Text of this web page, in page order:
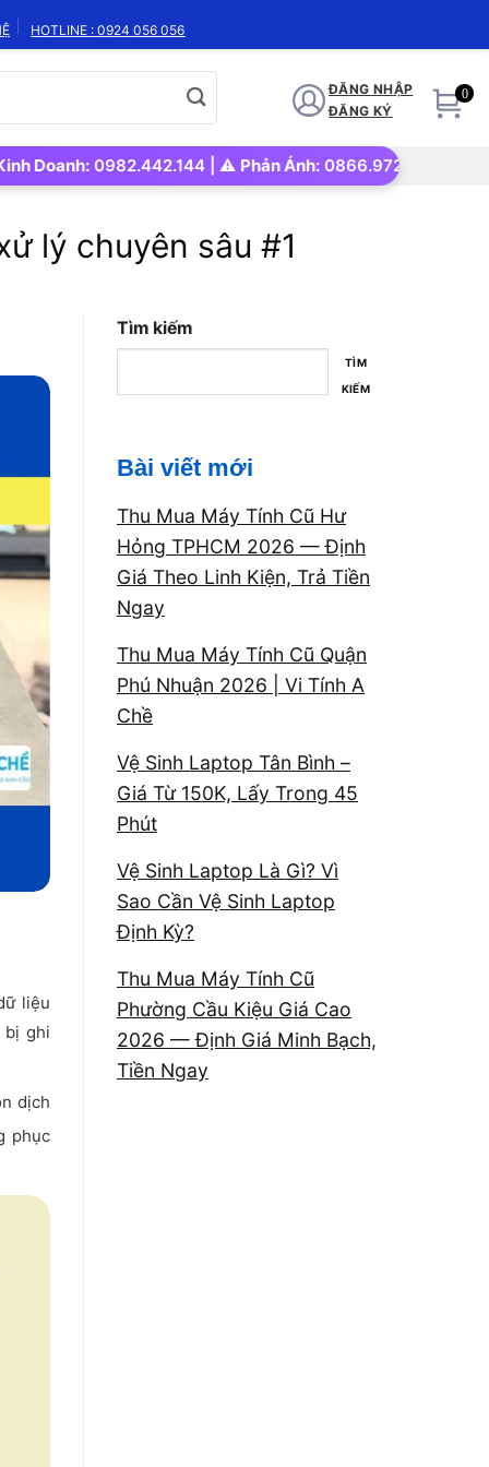
HOTLINE : 0924 056 056
ĐĂNG NHẬP
ĐĂNG KÝ
0
0982.442.144 | ⚠️Phản Ánh:0866.972.562 | 🚀
lý chuyên sâu #1
liệu
bị ghi
dịch
phục
Tìm kiếm
TÌM
KIẾM
Bài viết mới
Thu Mua Máy Tính Cũ Hư
Hỏng TPHCM 2026 — Định
Giá Theo Linh Kiện, Trả Tiền
Ngay
Thu Mua Máy Tính Cũ Quận
Phú Nhuận 2026 | Vi Tính A
Chề
Vệ Sinh Laptop Tân Bình –
Giá Từ 150K, Lấy Trong 45
Phút
Vệ Sinh Laptop Là Gì? Vì
Sao Cần Vệ Sinh Laptop
Định Kỳ?
Thu Mua Máy Tính Cũ
Phường Cầu Kiệu Giá Cao
2026 — Định Giá Minh Bạch,
Tiền Ngay